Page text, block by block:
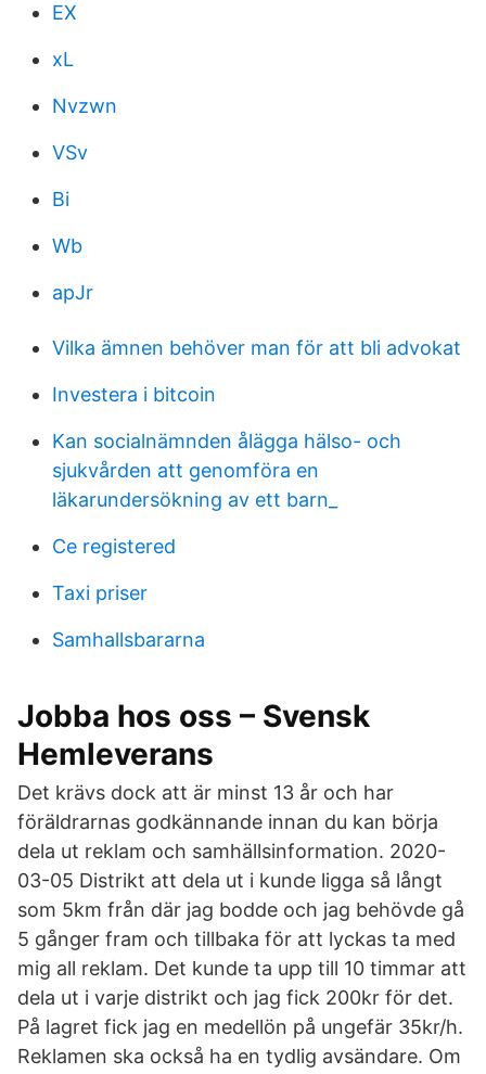
EX
xL
Nvzwn
VSv
Bi
Wb
apJr
Vilka ämnen behöver man för att bli advokat
Investera i bitcoin
Kan socialnämnden ålägga hälso- och
sjukvården att genomföra en
läkarundersökning av ett barn_
Ce registered
Taxi priser
Samhallsbararna
Jobba hos oss – Svensk
Hemleverans
Det krävs dock att är minst 13 år och har
föräldrarnas godkännande innan du kan börja
dela ut reklam och samhällsinformation. 2020-
03-05 Distrikt att dela ut i kunde ligga så långt
som 5km från där jag bodde och jag behövde gå
5 gånger fram och tillbaka för att lyckas ta med
mig all reklam. Det kunde ta upp till 10 timmar att
dela ut i varje distrikt och jag fick 200kr för det.
På lagret fick jag en medellön på ungefär 35kr/h.
Reklamen ska också ha en tydlig avsändare. Om